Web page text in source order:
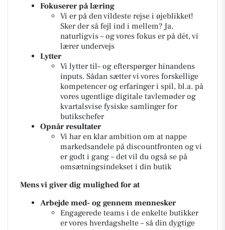
Fokuserer på læring
Vi er på den vildeste rejse i øjeblikket!
Sker der så fejl ind i mellem? Ja,
naturligvis – og vores fokus er på dét, vi
lærer undervejs
Lytter
Vi lytter til– og efterspørger hinandens
inputs. Sådan sætter vi vores forskellige
kompetencer og erfaringer i spil, bl.a. på
vores ugentlige digitale tavlemøder og
kvartalsvise fysiske samlinger for
butikschefer
Opnår resultater
Vi har en klar ambition om at nappe
markedsandele på discountfronten og vi
er godt i gang – det vil du også se på
omsætningsindekset i din butik
Mens vi giver dig mulighed for at
Arbejde med- og gennem mennesker
Engagerede teams i de enkelte butikker
er vores hverdagshelte – så din dygtige